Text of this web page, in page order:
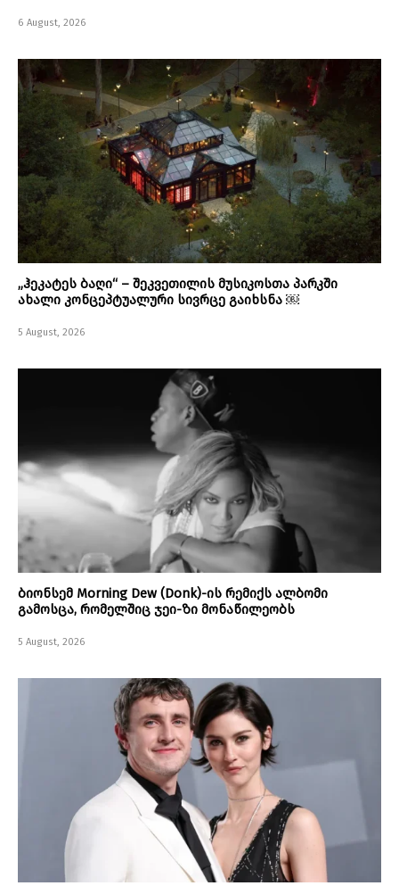
6 August, 2026
„ჰეკატეს ბაღი“ – შეკვეთილის მუსიკოსთა პარკში
ახალი კონცეპტუალური სივრცე გაიხსნა ￼
5 August, 2026
ბიონსემ Morning Dew (Donk)-ის რემიქს ალბომი
გამოსცა, რომელშიც ჯეი-ზი მონაწილეობს
5 August, 2026